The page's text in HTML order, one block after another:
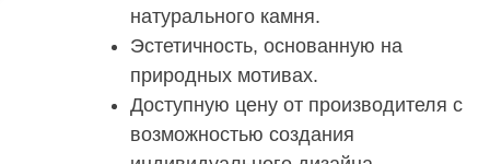
натурального камня.
Эстетичность, основанную на
природных мотивах.
Доступную цену от производителя с
возможностью создания